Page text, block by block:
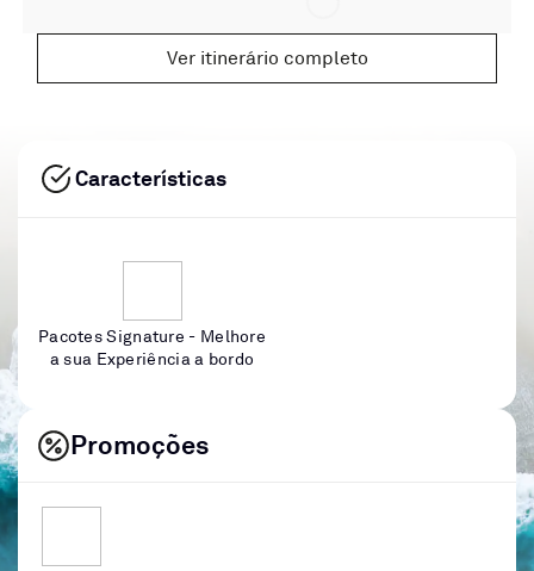
Ver itinerário completo
Características
Pacotes Signature - Melhore
a sua Experiência a bordo
Promoções